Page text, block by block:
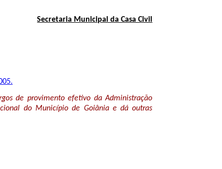
Secretaria Municipal da Casa Civil
de provimento efetivo da Administração
do Município de Goiânia e dá outras